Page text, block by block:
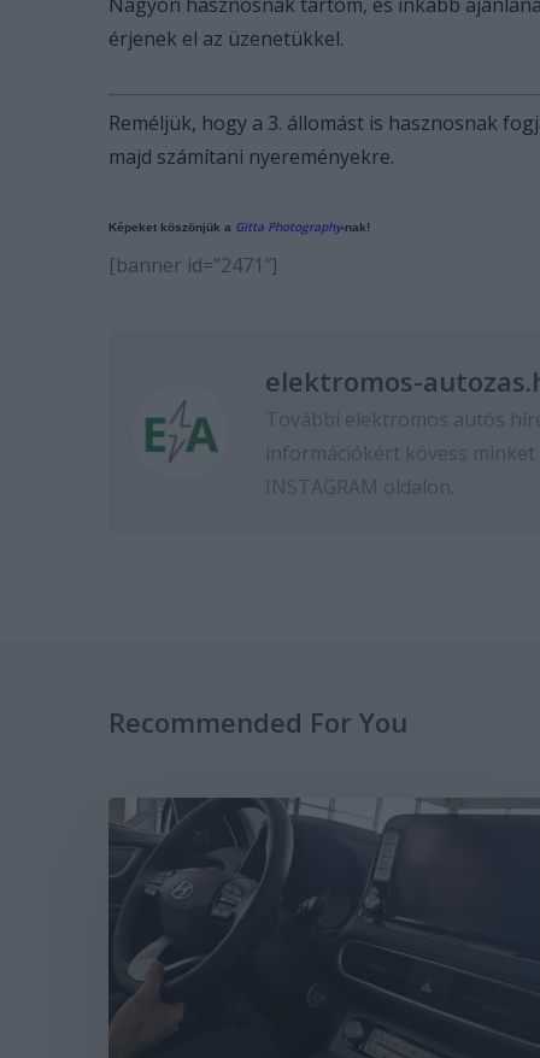
érjenek el az üzenetükkel.
Reméljük, hogy a 3. állomást is hasznosnak
majd számítani nyereményekre.
Képeket köszönjük a Gitta Photography-nak!
[banner id=”2471″]
elektromos-
További elektromos autós
információkért kövess minket
INSTAGRAM oldalon.
Recommended For You